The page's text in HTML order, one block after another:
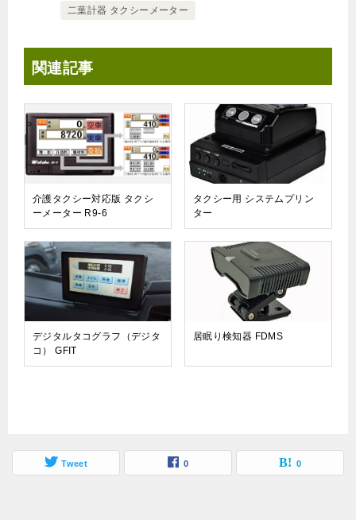
二葉計器 タクシーメーター
関連記事
介護タクシー対応版 タクシ
ーメーター R9-6
タクシー用 システムプリン
ター
デジタルタコグラフ（デジタ
コ） GFIT
居眠り検知器 FDMS
Tweet 0 0